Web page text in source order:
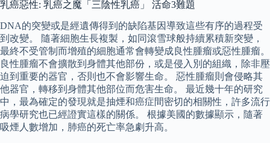
乳癌惡性: 乳癌之魔「三陰性乳癌」 活命3難題
DNA的突變或是經遺傳得到的缺陷基因導致這些有序的過程受
到改變。 隨著細胞生長複製，如同滾雪球般持續累積新突變，
最終不受管制而增殖的細胞通常會轉變成良性腫瘤或惡性腫瘤。
良性腫瘤不會擴散到身體其他部份，或是侵入別的組織，除非壓
迫到重要的器官，否則也不會影響生命。 惡性腫瘤則會侵略其
他器官，轉移到身體其他部位而危害生命。 最近幾十年的研究
中，最為確定的發現就是抽煙和癌症間密切的相關性，許多流行
病學研究也已經證實這樣的關係。 根據美國的數據顯示，隨著
吸煙人數增加，肺癌的死亡率急劇升高。